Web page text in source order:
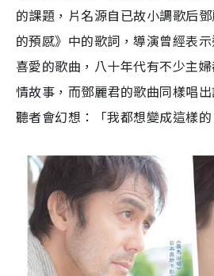
的課題，片名源自已故小調歌后
的預感》中的歌詞，導演曾經表
喜愛的歌曲，八十年代有不少主
情故事，而鄧麗君的歌曲同樣唱出
聽者會幻想：「我都想變成這樣的